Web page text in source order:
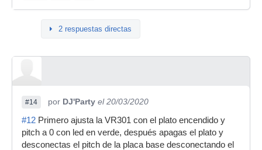
2 respuestas directas
#14 por DJ'Party el 20/03/2020
#12 Primero ajusta la VR301 con el plato encendido y
pitch a 0 con led en verde, después apagas el plato y
desconectas el pitch de la placa base desconectando el